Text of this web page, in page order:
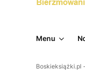
Menu
Boskieksiążki.pl